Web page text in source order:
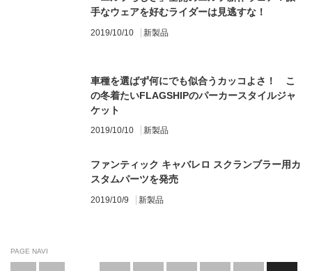
手なウェアを好むライダーは見逃すな！
2019/10/10 新製品
車種を選ばず何にでも似合うカッコよさ！ こ
の冬着たいFLAGSHIPのパーカースタイルジャ
ケット
2019/10/10 新製品
ファンティック キャバレロ スクランブラー用カ
スタムパーツを発売
2019/10/9 新製品
PAGE NAVI